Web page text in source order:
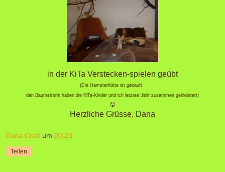
in der KiTa Verstecken-spielen geübt
(Die Hamsterhütte ist gekauft,
den Baumstrunk haben die KiTa-Kinder und ich letztes Jahr zusammen gekleistert)
☺
Herzliche Grüsse, Dana
Dana Craft um 00:23
Teilen